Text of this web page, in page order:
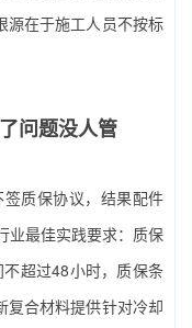
源在于施工人员不按标
问题没人管
签质保协议，结果配件
业最佳实践要求：质保
超过48小时，质保条
复合材料提供针对冷却